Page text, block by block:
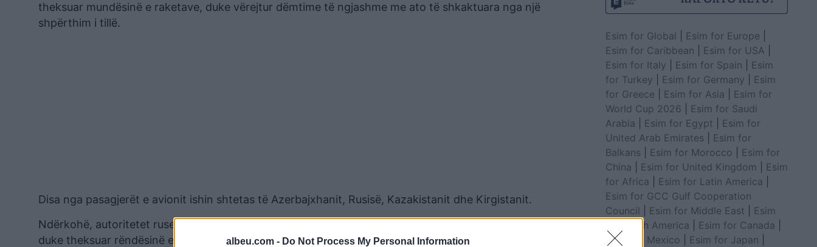
albeu.com - Do Not Process My Personal Information
theksuar mundësinë e raketave, duke vërejtur dëmtime të ngjashme me ato të shkaktuara nga një
shpërthim i tillë.
Disa nga pasagjerët e avionit ishin shtetas të Azerbajxhanit, Rusisë, Kazakistanit dhe Kirgistanit.
Ndërkohë, autoritetet ruse kanë kërkuar që hetimi të vijojë para se të nxirren përfundime të parakohshme,
duke theksuar rëndësinë e analizës së regjistruesve të të dhënave të fluturimit, të cilët janë gjetur pas
Esim for Global Esim for Europe
Esim for Caribbean
Esim for USA
Esim for Italy
Esim for Spain
Esim
for Turkey
Esim for Germany
Esim
for Greece
Esim for Asia
Esim for
World Cup 2026
Esim for Saudi
Arabia
Esim for Egypt
Esim for
United Arab Emirates
Esim for
Balkans
Esim for Morocco
Esim for
China
Esim for United Kingdom
Esim
for Africa
Esim for Latin America
Esim for GCC Gulf Cooperation
Council
Esim for Middle East
Esim
for South America
Esim for Canada
Esim for Mexico
Esim for Japan